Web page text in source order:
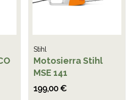
Stihl
Motosierra Stihl
MSE 141
199,00 €